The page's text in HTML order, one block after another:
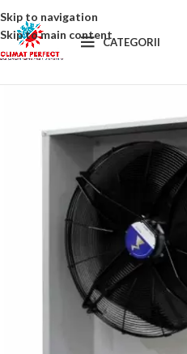
Skip to navigation
Skip to main content
CATEGORII